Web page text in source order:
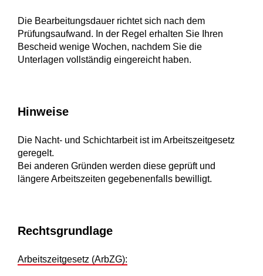
Die Bearbeitungsdauer richtet sich nach dem
Prüfungsaufwand. In der Regel erhalten Sie Ihren
Bescheid wenige Wochen, nachdem Sie die
Unterlagen vollständig eingereicht haben.
Hinweise
Die Nacht- und Schichtarbeit ist im Arbeitszeitgesetz
geregelt.
Bei anderen Gründen werden diese geprüft und
längere Arbeitszeiten gegebenenfalls bewilligt.
Rechtsgrundlage
Arbeitszeitgesetz (ArbZG):